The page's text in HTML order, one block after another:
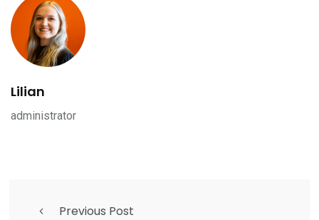
Lilian
administrator
Previous Post